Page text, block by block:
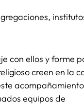
con ellos y forme
creen en la
equipos de